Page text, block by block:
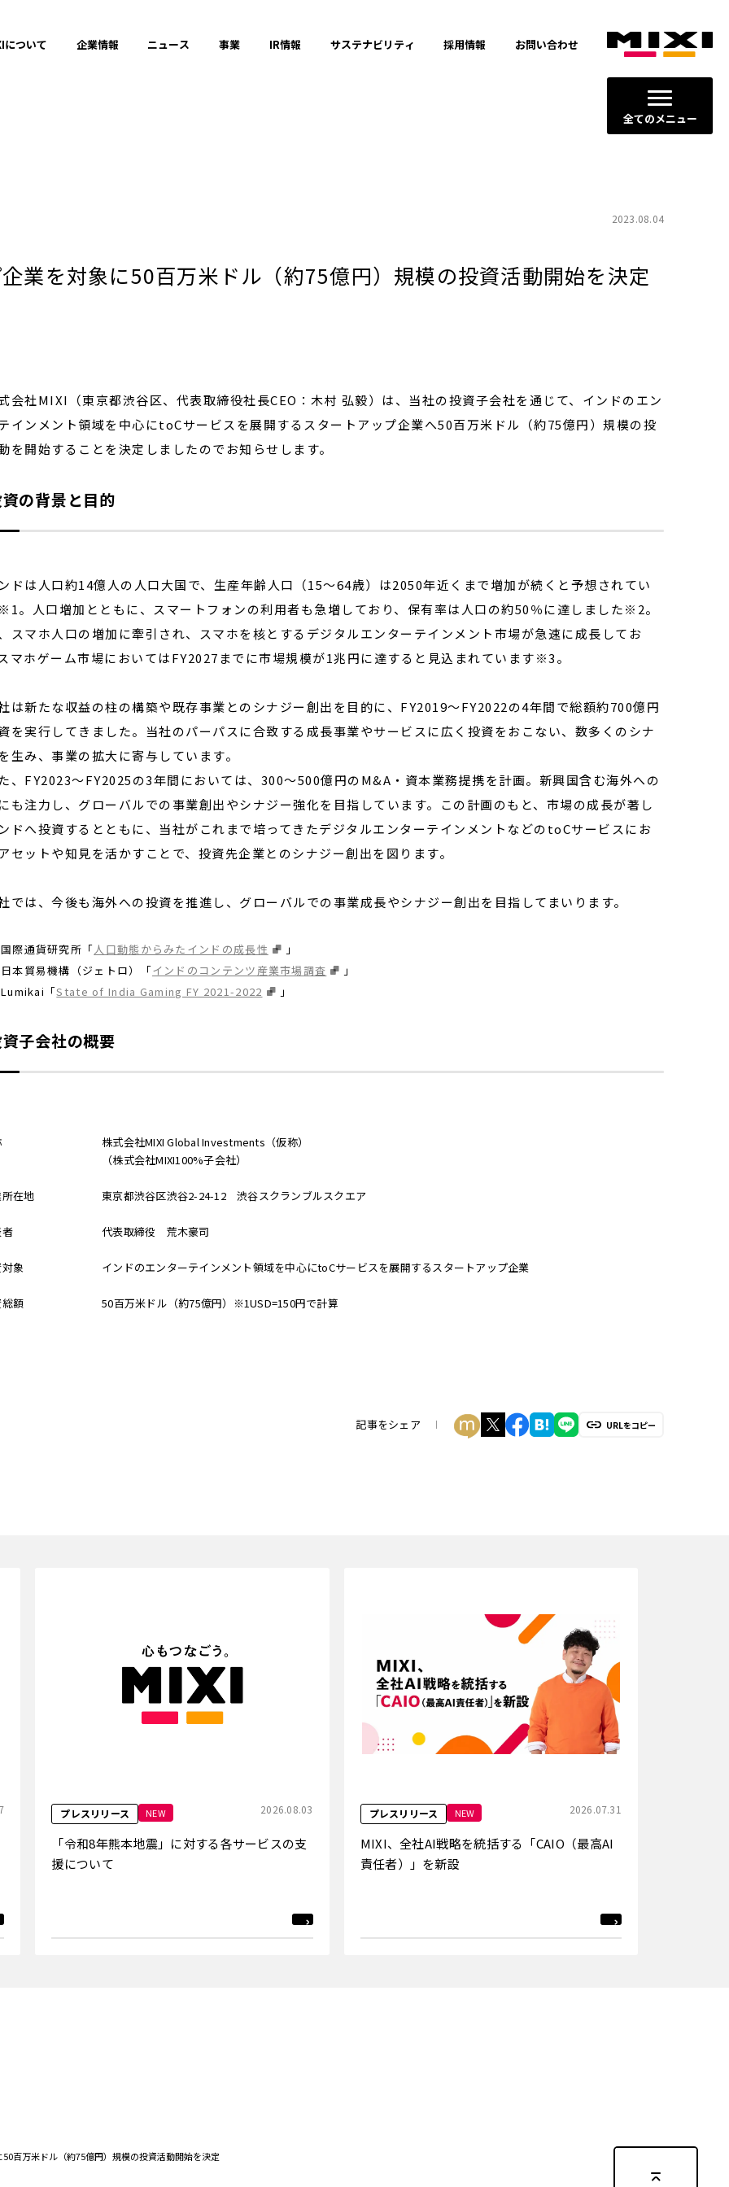
全てのメニュー
について 企業情報 ニュース 事業 IR情報 サステナビリティ 採用情報 お問い合わせ
2023.08.04
業を対象に50百万米ドル（約75億円）規模の投資活動開始を決定
会社MIXI（東京都渋谷区、代表取締役社長CEO：木村 弘毅）は、当社の投資子会社を通じて、インドのエン
インメント領域を中心にtoCサービスを展開するスタートアップ企業へ50百万米ドル（約75億円）規模の投
を開始することを決定しましたのでお知らせします。
の背景と目的
ドは人口約14億人の人口大国で、生産年齢人口（15〜64歳）は2050年近くまで増加が続くと予想されてい
。人口増加とともに、スマートフォンの利用者も急増しており、保有率は人口の約50％に達しました※2。
スマホ人口の増加に牽引され、スマホを核とするデジタルエンターテインメント市場が急速に成長してお
マホゲーム市場においてはFY2027までに市場規模が1兆円に達すると見込まれています※3。
は新たな収益の柱の構築や既存事業とのシナジー創出を目的に、FY2019〜FY2022の4年間で総額約700億円
を実行してきました。当社のパーパスに合致する成長事業やサービスに広く投資をおこない、数多くのシナ
生み、事業の拡大に寄与しています。
、FY2023〜FY2025の3年間においては、300〜500億円のM&A・資本業務提携を計画。新興国含む海外への
も注力し、グローバルでの事業創出やシナジー強化を目指しています。この計画のもと、市場の成長が著し
ドへ投資するとともに、当社がこれまで培ってきたデジタルエンターテインメントなどのtoCサービスにお
セットや知見を活かすことで、投資先企業とのシナジー創出を図ります。
では、今後も海外への投資を推進し、グローバルでの事業成長やシナジー創出を目指してまいります。
通貨研究所「人口動態からみたインドの成長性
」
貿易機構（ジェトロ）「インドのコンテンツ産業市場調査
」
「State of India Gaming FY 2021-2022 」
子会社の概要
株式会社MIXI Global Investments（仮称）
（株式会社MIXI100%子会社）
在地 東京都渋谷区渋谷2-24-12 渋谷スクランブルスクエア
代表取締役 荒木豪司
象 インドのエンターテインメント領域を中心にtoCサービスを展開するスタートアップ企業
額 50百万米ドル（約75億円）※1USD=150円で計算
記事をシェア URLをコピー
プレスリリース NEW 2026.08.03
「令和8年熊本地震」に対する各サービスの支
援について
プレスリリース NEW 2026.07.31
MIXI、全社AI戦略を統括する「CAIO（最高AI
責任者）」を新設
百万米ドル（約75億円）規模の投資活動開始を決定
閉じる